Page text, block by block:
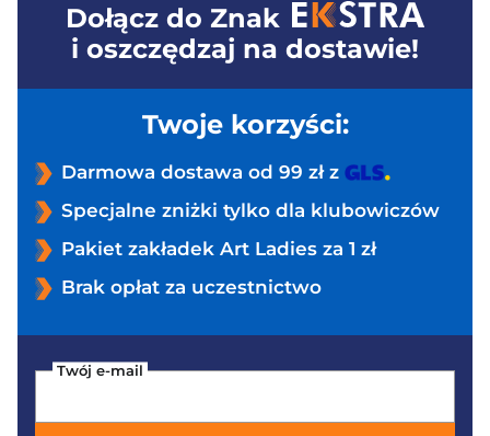
Dołącz do Znak
i oszczędzaj na dostawie!
Twoje korzyści:
Darmowa dostawa od 99 zł z
Specjalne zniżki tylko dla klubowiczów
Pakiet zakładek Art Ladies za 1 zł
Brak opłat za uczestnictwo
Twój e-mail